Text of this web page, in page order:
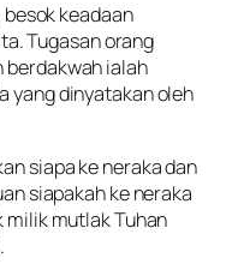
keadaan
Tugasan orang
berdakwah ialah
yang dinyatakan oleh
siapa ke neraka dan
siapakah ke neraka
milik mutlak Tuhan